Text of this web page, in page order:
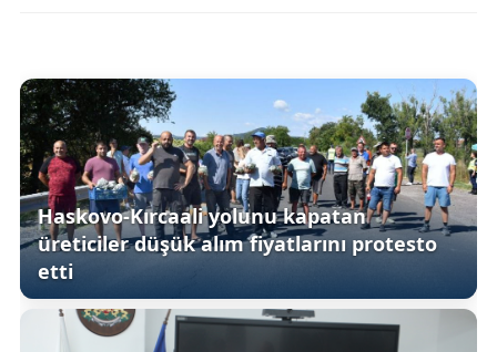
Haskovo-Kırcaali yolunu kapatan
üreticiler düşük alım fiyatlarını protesto
etti